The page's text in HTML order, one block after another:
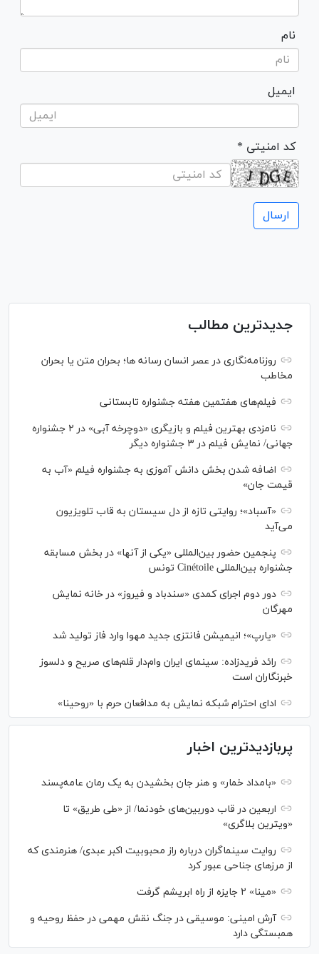
نام
ایمیل
* کد امنیتی
جدیدترین مطالب
روزنامه‌نگاری در عصر انسان رسانه ها؛ بحران متن یا بحران
مخاطب
فیلم‌های هفتمین هفته جشنواره تابستانی
نامزدی بهترین فیلم و بازیگری «دوچرخه آبی» در ۲ جشنواره
جهانی/ نمایش فیلم در ۳ جشنواره دیگر
اضافه شدن بخش دانش آموزی به جشنواره فیلم «آب به
قیمت جان»
«آسباد»؛ روایتی تازه از دل سیستان به قاب تلویزیون
می‌آید
پنجمین حضور بین‌المللی «یکی از آنها» در بخش مسابقه
جشنواره بین‌المللی Cinétoile تونس
دور دوم اجرای کمدی «سندباد و فیروز» در خانه نمایش
مهرگان
«یارپ»؛ انیمیشن فانتزی جدید مهوا وارد فاز تولید شد
رائد فریدزاده: سینمای ایران وام‌دار قلم‌های صریح و دلسوز
خبرنگاران است
ادای احترام شبکه نمایش به مدافعان حرم با «روحینا»
پربازدیدترین اخبار
«بامداد خمار» و هنر جان بخشیدن به یک رمان عامه‌پسند
اربعین در قاب دوربین‌های خودنما/ از «طی طریق» تا
«ویترین بلاگری»
روایت سینماگران درباره راز محبوبیت اکبر عبدی/ هنرمندی که
از مرزهای جناحی عبور کرد
«مینا» ۲ جایزه از راه ابریشم گرفت
آرش امینی: موسیقی در جنگ نقش مهمی در حفظ روحیه و
همبستگی دارد